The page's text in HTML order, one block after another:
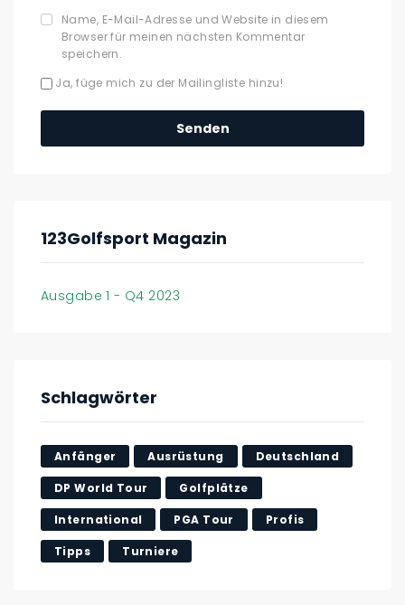
Name, E-Mail-Adresse und Website in diesem
Browser für meinen nächsten Kommentar
speichern.
Ja, füge mich zu der Mailingliste hinzu!
123Golfsport Magazin
Ausgabe 1 - Q4 2023
Schlagwörter
Anfänger Ausrüstung Deutschland
DP World Tour Golfplätze
International PGA Tour Profis
Tipps Turniere